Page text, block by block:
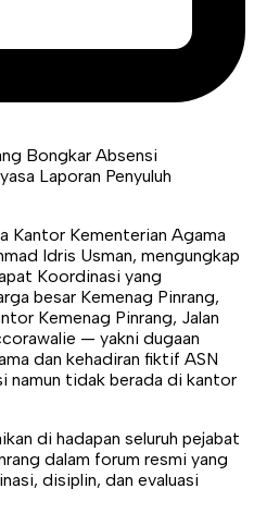
Kantor Kementerian Agama
Idris Usman, mengungkap
Koordinasi yang
besar Kemenag Pinrang,
Kemenag Pinrang, Jalan
— yakni dugaan
dan kehadiran fiktif ASN
namun tidak berada di kantor
di hadapan seluruh pejabat
dalam forum resmi yang
disiplin, dan evaluasi